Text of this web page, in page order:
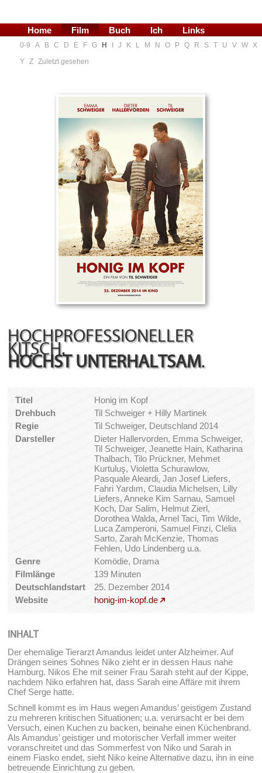
Home Film Buch Ich Links
0-9 A B C D E F G H J K L M N O P Q R S T U V W X
Y Z Zuletzt gesehen
HOCHPROFESSIONELLER
KITSCH.
HÖCHST UNTERHALTSAM.
Titel
Honig im Kopf
Drehbuch
Til Schweiger + Hilly Martinek
Regie
Til Schweiger, Deutschland 2014
Darsteller
Dieter Hallervorden, Emma Schweiger,
Til Schweiger, Jeanette Hain, Katharina
Thalbach, Tilo Prückner, Mehmet
Kurtuluş, Violetta Schurawlow,
Pasquale Aleardi, Jan Josef Liefers,
Fahri Yardım, Claudia Michelsen, Lilly
Liefers, Anneke Kim Sarnau, Samuel
Koch, Dar Salim, Helmut Zierl,
Dorothea Walda, Arnel Taci, Tim Wilde,
Luca Zamperoni, Samuel Finzi, Clelia
Sarto, Zarah McKenzie, Thomas
Fehlen, Udo Lindenberg u.a.
Genre
Komödie, Drama
Filmlänge
139 Minuten
Deutschlandstart
25. Dezember 2014
Website
honig-im-kopf.de
INHALT
Der ehemalige Tierarzt Amandus leidet unter Alzheimer. Auf
Drängen seines Sohnes Niko zieht er in dessen Haus nahe
Hamburg. Nikos Ehe mit seiner Frau Sarah steht auf der Kippe,
nachdem Niko erfahren hat, dass Sarah eine Affäre mit ihrem
Chef Serge hatte.
Schnell kommt es im Haus wegen Amandus’ geistigem Zustand
zu mehreren kritischen Situationen; u.a. verursacht er bei dem
Versuch, einen Kuchen zu backen, beinahe einen Küchenbrand.
Als Amandus’ geistiger und motorischer Verfall immer weiter
voranschreitet und das Sommerfest von Niko und Sarah in
einem Fiasko endet, sieht Niko keine Alternative dazu, ihn in eine
betreuende Einrichtung zu geben.